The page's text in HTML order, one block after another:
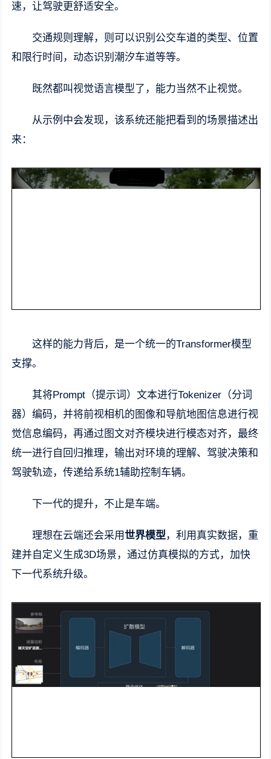
速，让驾驶更舒适安全。
交通规则理解，则可以识别公交车道的类型、位置
和限行时间，动态识别潮汐车道等等。
既然都叫视觉语言模型了，能力当然不止视觉。
从示例中会发现，该系统还能把看到的场景描述出
来：
这样的能力背后，是一个统一的Transformer模型
支撑。
其将Prompt（提示词）文本进行Tokenizer（分词
器）编码，并将前视相机的图像和导航地图信息进行视
觉信息编码，再通过图文对齐模块进行模态对齐，最终
统一进行自回归推理，输出对环境的理解、驾驶决策和
驾驶轨迹，传递给系统1辅助控制车辆。
下一代的提升，不止是车端。
理想在云端还会采用世界模型 ，利用真实数据，重
建并自定义生成3D场景，通过仿真模拟的方式，加快
下一代系统升级。